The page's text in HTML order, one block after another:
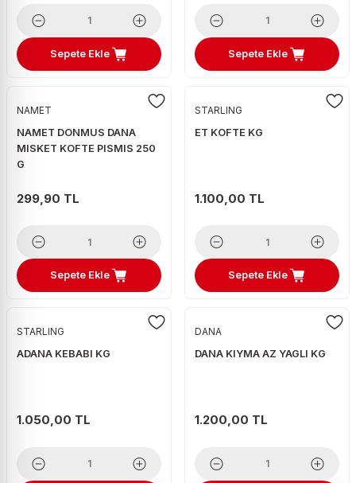
Sepete Ekle Sepete Ekle
NAMET
NAMET DONMUS DANA
MISKET KOFTE PISMIS 250
G
299,90 TL
Sepete Ekle
STARLING
ET KOFTE KG
1.100,00 TL
Sepete Ekle
STARLING
ADANA KEBABI KG
1.050,00 TL
DANA
DANA KIYMA AZ YAGLI KG
1.200,00 TL